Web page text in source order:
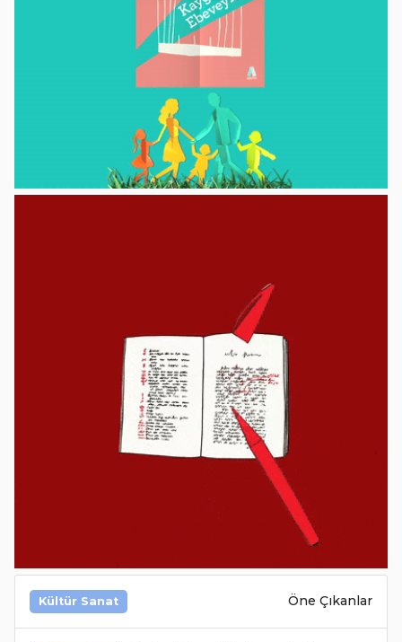
Kültür Sanat Öne Çıkanlar